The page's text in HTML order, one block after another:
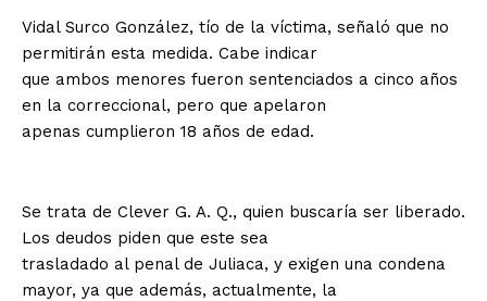
Vidal Surco González, tío de la víctima, señaló que no
permitirán esta medida. Cabe indicar
que ambos menores fueron sentenciados a cinco años
en la correccional, pero que apelaron
apenas cumplieron 18 años de edad.
Se trata de Clever G. A. Q., quien buscaría ser liberado.
Los deudos piden que este sea
trasladado al penal de Juliaca, y exigen una condena
mayor, ya que además, actualmente, la